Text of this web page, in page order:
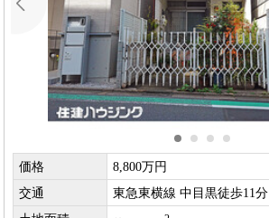
価格
8,800万円
交通
東急東横線 中目黒徒歩11分